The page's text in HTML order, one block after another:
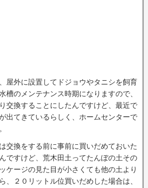
屋外に設置してドジョウやタニシを飼育
槽のメンテナンス時期になりますので、
交換することにしたんですけど、最近で
出てきているらしく、ホームセンターで
交換をする前に事前に買いだめておいた
ですけど、荒木田土ってたんぼの土その
ケージの見た目が小さくても他の土より
、２０リットル位買いだめした場合は、